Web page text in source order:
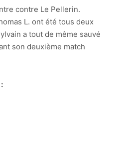
contre Le Pellerin.
L. ont été tous deux
a tout de même sauvé
son deuxième match